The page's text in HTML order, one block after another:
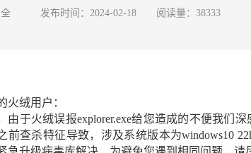
发布时间：2024-02-18 阅读量：38333
火绒用户：
由于火绒误报explorer.exe给您造成的不便我们
前查杀特征导致，涉及系统版本为windows10